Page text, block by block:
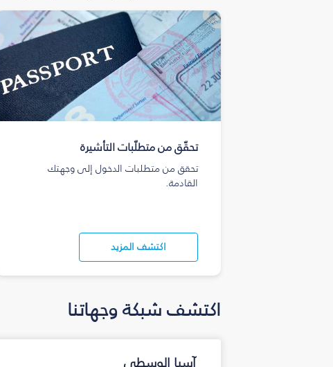
تحقّق من متطلّبات التأشيرة
تحقق من متطلبات الدخول إلى وجهتك
القادمة.
اكتشف المزيد
اكتشف شبكة وجهاتنا
آسيا الوسطى